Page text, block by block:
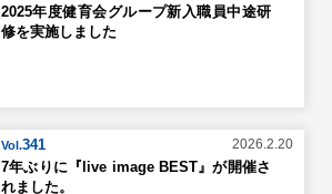
2025年度健育会グループ新入職員中途研
修を実施しました
Vol.341
7年ぶりに『live image BEST』が開催さ
れました。
2026.2.20